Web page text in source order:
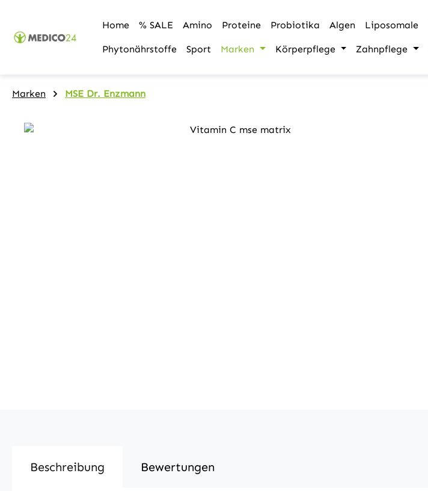
Home
% SALE Amino Proteine Probiotika Algen Liposomale
Phytonährstoffe Sport Marken Körperpflege Zahnpflege
Marken MSE Dr. Enzmann
Bildergalerie überspringen
Beschreibung Bewertungen